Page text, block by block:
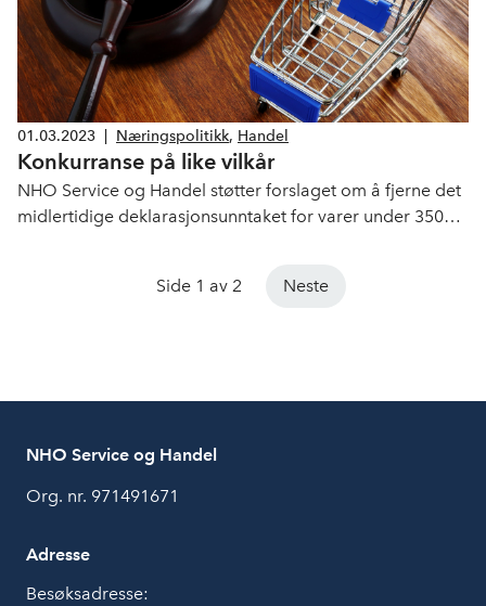
01.03.2023 Næringspolitikk, Handel
Konkurranse på like vilkår
NHO Service og Handel støtter forslaget om å fjerne det
midlertidige deklarasjonsunntaket for varer under 350
Side 1 av 2
Neste
NHO Service og Handel
Org. nr. 971491671
Adresse
Besøksadresse: